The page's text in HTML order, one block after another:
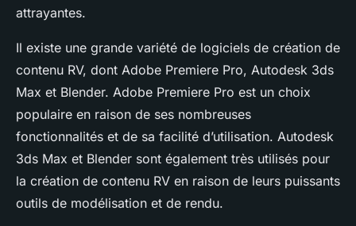
attrayantes.
Il existe une grande variété de logiciels de création de
contenu RV, dont Adobe Premiere Pro, Autodesk 3ds
Max et Blender. Adobe Premiere Pro est un choix
populaire en raison de ses nombreuses
fonctionnalités et de sa facilité d’utilisation. Autodesk
3ds Max et Blender sont également très utilisés pour
la création de contenu RV en raison de leurs puissants
outils de modélisation et de rendu.